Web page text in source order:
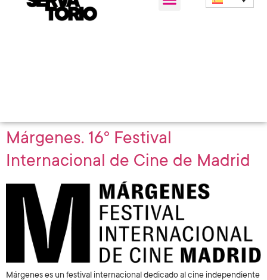
Márgenes. 16º Festival
Internacional de Cine de Madrid
Márgenes es un festival internacional dedicado al cine independiente